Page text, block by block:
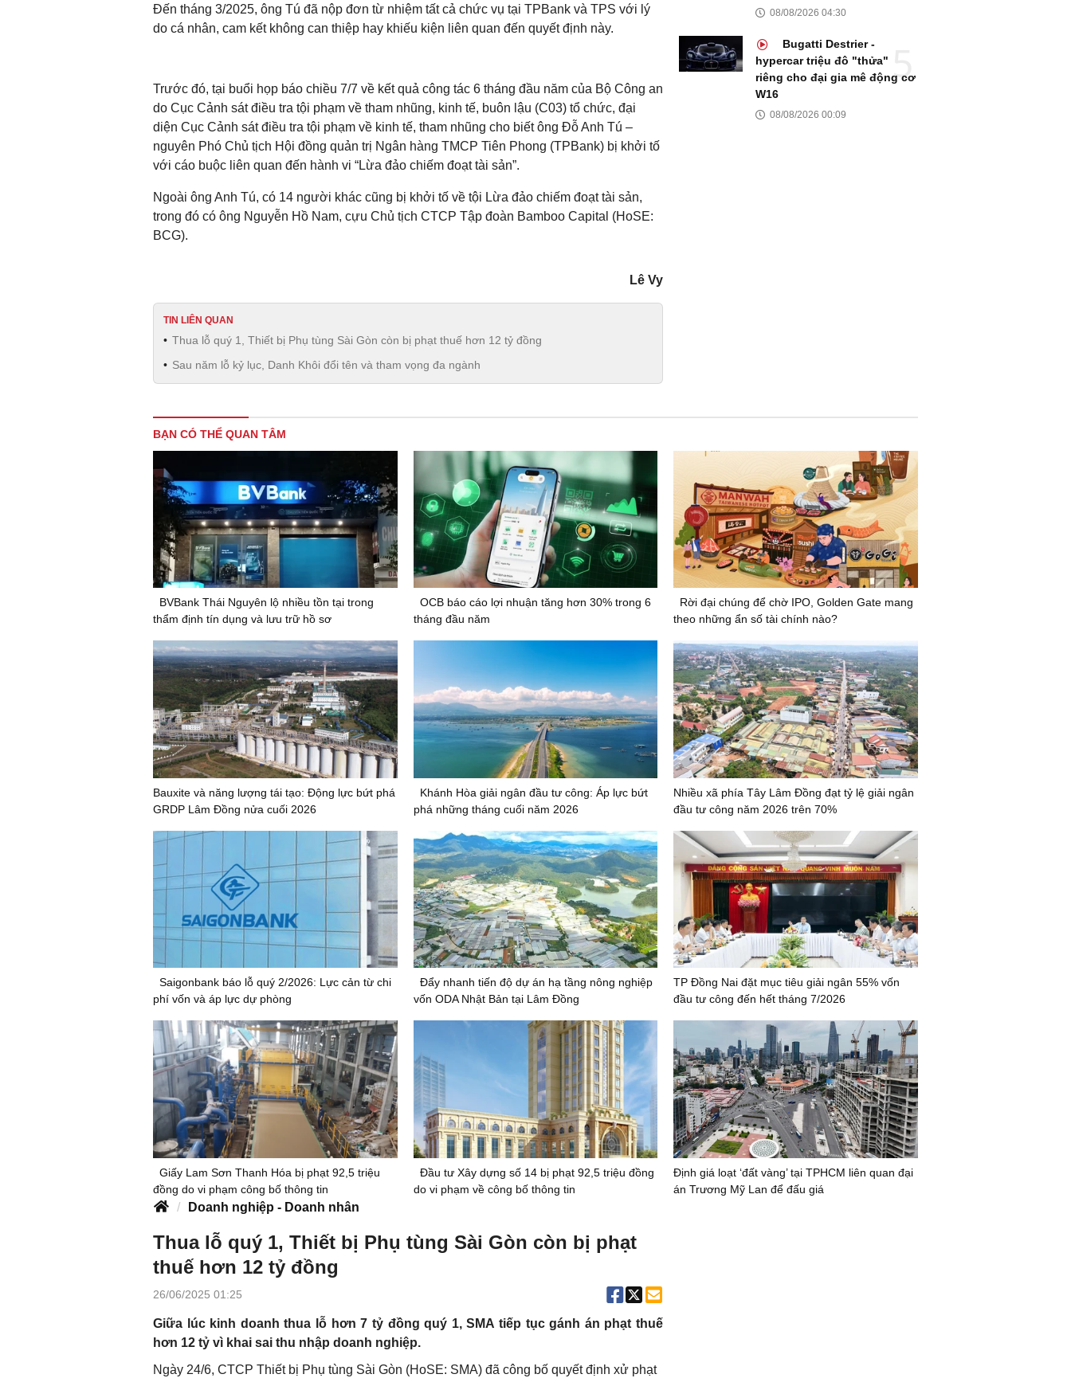
Đến tháng 3/2025, ông Tú đã nộp đơn từ nhiệm tất cả chức vụ tại TPBank và TPS với lý
do cá nhân, cam kết không can thiệp hay khiếu kiện liên quan đến quyết định này.
Trước đó, tại buổi họp báo chiều 7/7 về kết quả công tác 6 tháng đầu năm của Bộ Công an
do Cục Cảnh sát điều tra tội phạm về tham nhũng, kinh tế, buôn lậu (C03) tổ chức, đại
diện Cục Cảnh sát điều tra tội phạm về kinh tế, tham nhũng cho biết ông Đỗ Anh Tú –
nguyên Phó Chủ tịch Hội đồng quản trị Ngân hàng TMCP Tiên Phong (TPBank) bị khởi tố
với cáo buộc liên quan đến hành vi “Lừa đảo chiếm đoạt tài sản”.
Ngoài ông Anh Tú, có 14 người khác cũng bị khởi tố về tội Lừa đảo chiếm đoạt tài sản,
trong đó có ông Nguyễn Hồ Nam, cựu Chủ tịch CTCP Tập đoàn Bamboo Capital (HoSE:
BCG).
Lê Vy
TIN LIÊN QUAN
Thua lỗ quý 1, Thiết bị Phụ tùng Sài Gòn còn bị phạt thuế hơn 12 tỷ đồng
Sau năm lỗ kỷ lục, Danh Khôi đổi tên và tham vọng đa ngành
08/08/2026 04:30
Bugatti Destrier -
hypercar triệu đô "thửa"
riêng cho đại gia mê động cơ
W16
08/08/2026 00:09
BẠN CÓ THỂ QUAN TÂM
BVBank Thái Nguyên lộ nhiều tồn tại trong
thẩm định tín dụng và lưu trữ hồ sơ
OCB báo cáo lợi nhuận tăng hơn 30% trong 6
tháng đầu năm
Rời đại chúng để chờ IPO, Golden Gate mang
theo những ẩn số tài chính nào?
Bauxite và năng lượng tái tạo: Động lực bứt phá
GRDP Lâm Đồng nửa cuối 2026
Khánh Hòa giải ngân đầu tư công: Áp lực bứt
phá những tháng cuối năm 2026
Nhiều xã phía Tây Lâm Đồng đạt tỷ lệ giải ngân
đầu tư công năm 2026 trên 70%
Saigonbank báo lỗ quý 2/2026: Lực cản từ chi
phí vốn và áp lực dự phòng
Đẩy nhanh tiến độ dự án hạ tầng nông nghiệp
vốn ODA Nhật Bản tại Lâm Đồng
TP Đồng Nai đặt mục tiêu giải ngân 55% vốn
đầu tư công đến hết tháng 7/2026
Giấy Lam Sơn Thanh Hóa bị phạt 92,5 triệu
đồng do vi phạm công bố thông tin
Đầu tư Xây dựng số 14 bị phạt 92,5 triệu đồng
do vi phạm về công bố thông tin
Định giá loạt ‘đất vàng’ tại TPHCM liên quan đại
án Trương Mỹ Lan để đấu giá
Doanh nghiệp - Doanh nhân
Thua lỗ quý 1, Thiết bị Phụ tùng Sài Gòn còn bị phạt
thuế hơn 12 tỷ đồng
26/06/2025 01:25
Giữa lúc kinh doanh thua lỗ hơn 7 tỷ đồng quý 1, SMA tiếp tục gánh án phạt thuế
hơn 12 tỷ vì khai sai thu nhập doanh nghiệp.
Ngày 24/6, CTCP Thiết bị Phụ tùng Sài Gòn (HoSE: SMA) đã công bố quyết định xử phạt